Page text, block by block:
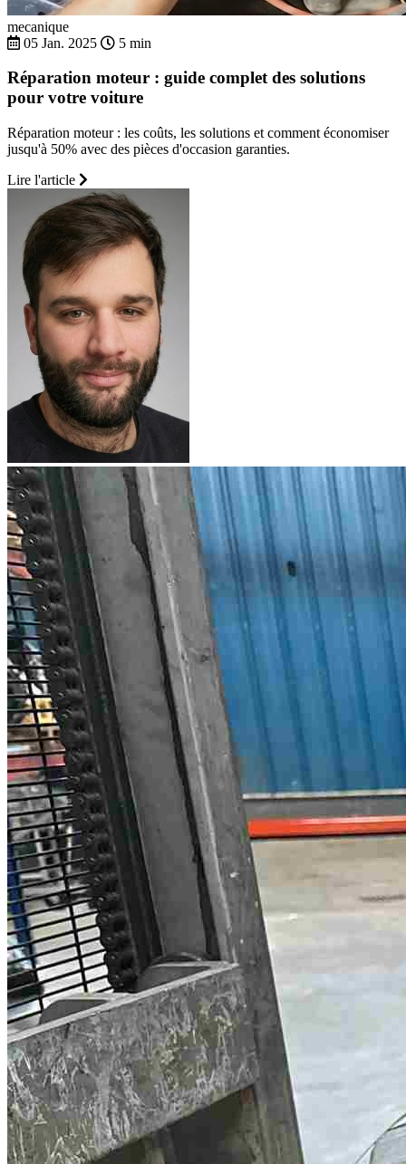
mecanique
05 Jan. 2025
5 min
Réparation moteur : guide complet des solutions
pour votre voiture
Réparation moteur : les coûts, les solutions et comment économiser
jusqu'à 50% avec des pièces d'occasion garanties.
Lire l'article